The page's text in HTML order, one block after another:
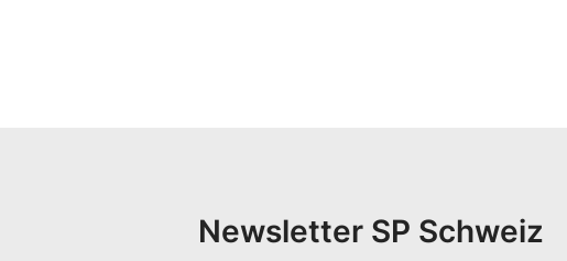
Newsletter SP Schweiz